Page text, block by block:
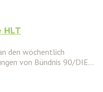
HLT
den wöchentlich
von Bündnis 90/DIE...